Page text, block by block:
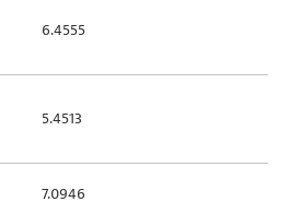
6.4555
5.4513
7.0946